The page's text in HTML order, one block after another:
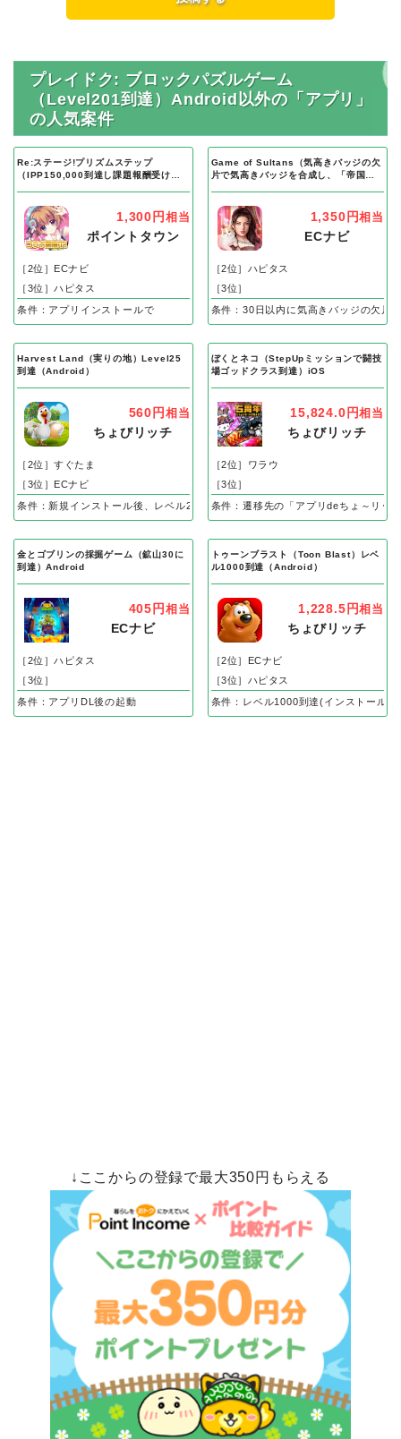
プレイドク: ブロックパズルゲーム
（Level201到達）Android以外の「アプリ」
の人気案件
Re:ステージ!プリズムステップ
（IPP150,000到達し課題報酬受け取
1,300円 相当
ポイントタウン
［2位］ECナビ
［3位］ハピタス
条件：アプリインストールで
Game of Sultans（気高きバッジの欠
片で気高きバッジを合成し、「帝国五
1,350円相当
ECナビ
［2位］ハピタス
［3位］
条件：30日以内に気高きバッジの欠片
Harvest Land（実りの地）Level25
到達（Android）
560円 相当
ちょびリッチ
［2位］すぐたま
［3位］ECナビ
条件：新規インストール後、レベル25到達で成果
ぼくとネコ（StepUpミッションで闘技
場ゴッドクラス到達）iOS
15,824.0円相当
ちょびリッチ
［2位］ワラウ
［3位］
条件：遷移先の「アプリdeちょ～リッ
金とゴブリンの採掘ゲーム（鉱山30に
到達）Android
405円 相当
ECナビ
［2位］ハピタス
［3位］
条件：アプリDL後の起動
トゥーンブラスト（Toon Blast）レベ
ル1000到達（Android）
1,228.5円相当
ちょびリッチ
［2位］ECナビ
［3位］ハピタス
条件：レベル1000到達(インストール後
↓ここからの登録で最大350円もらえる